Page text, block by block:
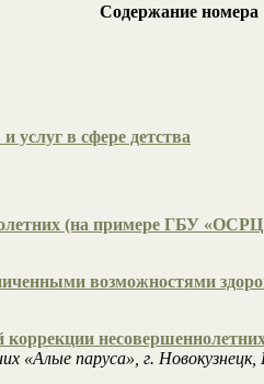
Содержание номера
услуг в сфере детства
(на примере ГБУ
возможностями
коррекции
«Алые паруса», г. Новокузнецк,